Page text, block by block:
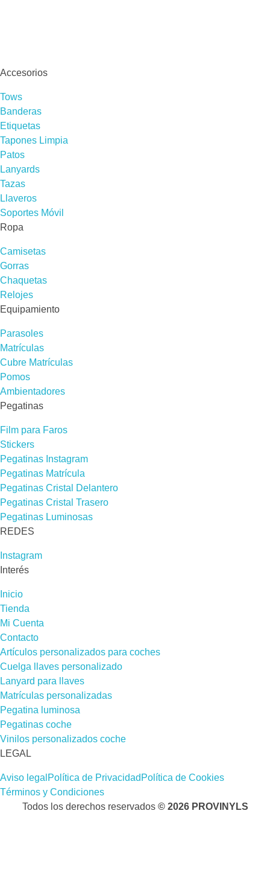
Accesorios
Tows
Banderas
Etiquetas
Tapones Limpia
Patos
Lanyards
Tazas
Llaveros
Soportes Móvil
Ropa
Camisetas
Gorras
Chaquetas
Relojes
Equipamiento
Parasoles
Matrículas
Cubre Matrículas
Pomos
Ambientadores
Pegatinas
Film para Faros
Stickers
Pegatinas Instagram
Pegatinas Matrícula
Pegatinas Cristal Delantero
Pegatinas Cristal Trasero
Pegatinas Luminosas
REDES​
Instagram
Interés
Inicio
Tienda
Mi Cuenta
Contacto
Artículos personalizados para coches
Cuelga llaves personalizado
Lanyard para llaves
Matrículas personalizadas
Pegatina luminosa
Pegatinas coche
Vinilos personalizados coche
LEGAL
Aviso legal Política de Privacidad Política de Cookies
Términos y Condiciones
Todos los derechos reservados © 2026 PROVINYLS